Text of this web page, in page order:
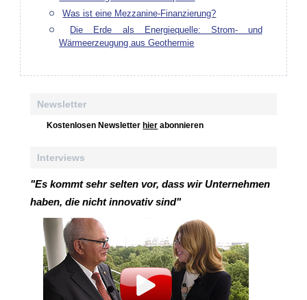
Was ist eine Mezzanine-Finanzierung?
Die Erde als Energiequelle: Strom- und
Wärmeerzeugung aus Geothermie
Newsletter
Kostenlosen Newsletter hier abonnieren
Interviews
"Es kommt sehr selten vor, dass wir Unternehmen
haben, die nicht innovativ sind"